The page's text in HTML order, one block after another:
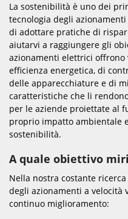
La sostenibilità è uno dei
tecnologia degli
di adottare pratiche di
aiutarvi a raggiungere gli
azionamenti elettrici
efficienza energetica, di
delle apparecchiature e di
caratteristiche che li
per le aziende proiettate al
proprio impatto ambientale
sostenibilità.
A quale obiettivo
Nella nostra costante
degli azionamenti a velocità
continuo miglioramento: